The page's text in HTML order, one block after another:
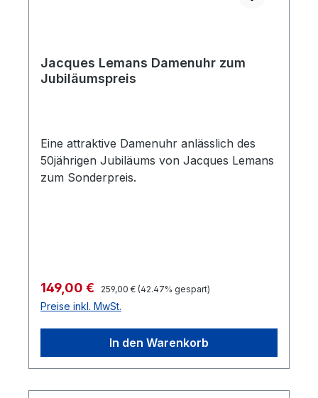
Jacques Lemans Damenuhr zum
Jubiläumspreis
Eine attraktive Damenuhr anlässlich des
50jährigen Jubiläums von Jacques Lemans
zum Sonderpreis.
Verkaufspreis:
149,00 € Regulärer Preis:
259,00 € (42.47% gespart)
Preise inkl. MwSt.
In den Warenkorb